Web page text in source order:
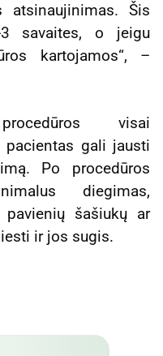
Šis
savaites, o jeigu
kartojamos“, –
visai
gali jausti
Po procedūros
diegimas,
šašiukų ar
ir jos sugis.